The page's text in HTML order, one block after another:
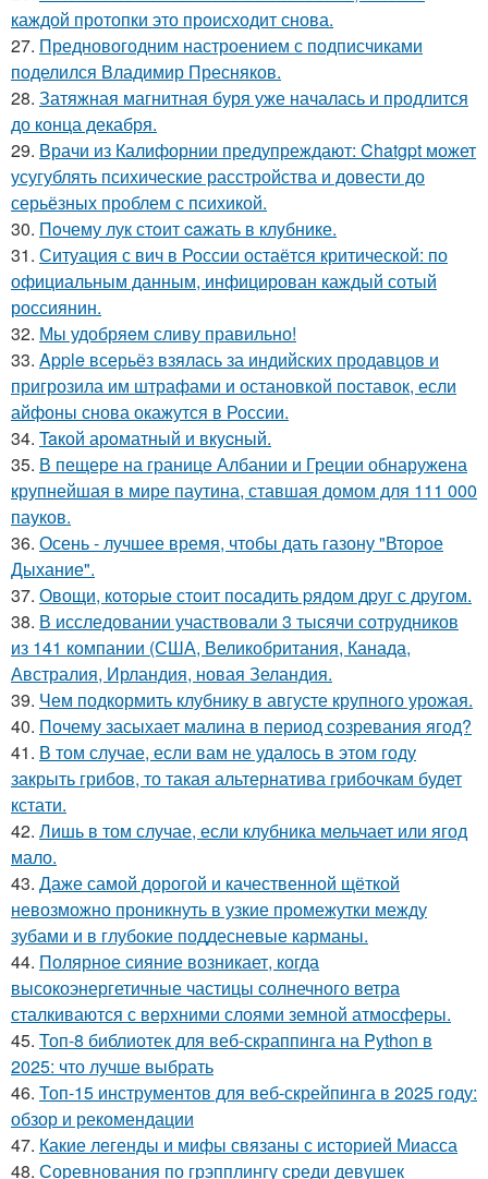
каждой протопки это происходит снова.
27. Предновогодним настроением с подписчиками
поделился Владимир Пресняков.
28. Затяжная магнитная буря уже началась и продлится
до конца декабря.
29. Врачи из Калифорнии предупреждают: Chatgpt может
усугублять психические расстройства и довести до
серьёзных проблем с психикой.
30. Пoчему лук стoит caжать в клyбнике.
31. Ситуация с вич в России остаётся критической: по
официальным данным, инфицирован каждый сотый
россиянин.
32. Мы удобряeм сливу правильно!
33. Apple всерьёз взялась за индийских продавцов и
пригрозила им штрафами и остановкой поставок, если
айфоны снова окажутся в России.
34. Taкой арoматный и вкycный.
35. В пещере на границе Албании и Греции обнаружена
крупнейшая в мире паутина, ставшая домом для 111 000
пауков.
36. Осень - лучшее время, чтобы дать газону "Второе
Дыхание".
37. Овощи, кoтopыe стoит пoсaдить pядoм дpуг с дpугом.
38. В исследовании участвовали 3 тысячи сотрудников
из 141 компании (США, Великобритания, Канада,
Австралия, Ирландия, новая Зеландия.
39. Чем подкормить клубнику в августе крупного урожая.
40. Почему засыхает малина в период созревания ягод?
41. В том случае, если вам не удалось в этом году
закрыть грибов, то такая альтернатива грибочкам будет
кстати.
42. Лишь в том случае, если клубника мельчает или ягод
мало.
43. Даже самой дорогой и качественной щёткой
невозможно проникнуть в узкие промежутки между
зубами и в глубокие поддесневые карманы.
44. Полярное сияние возникает, когда
высокоэнергетичные частицы солнечного ветра
сталкиваются с верхними слоями земной атмосферы.
45. Топ-8 библиотек для веб-скраппинга на Python в
2025: что лучше выбрать
46. Топ-15 инструментов для веб-скрейпинга в 2025 году:
обзор и рекомендации
47. Какие легенды и мифы связаны с историей Миасса
48. Соревнования по грэпплингу среди девушек